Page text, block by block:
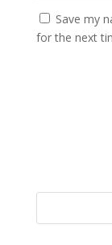
Save my
for the next